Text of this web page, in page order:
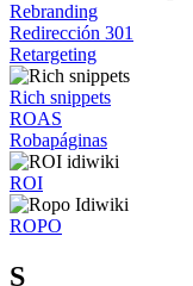
Rebranding
Redirección 301
Retargeting
Rich snippets
ROAS
Robapáginas
ROI
ROPO
S